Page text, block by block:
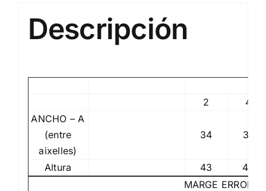
Descripción
2
4
ANCHO – A
(entre
aixelles)
34 37
Altura 43
46
MARGE ERROR